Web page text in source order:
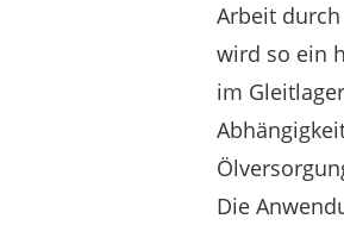
Arbeit
wird so ein
im
Die